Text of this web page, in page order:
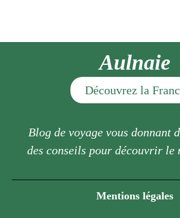
Aulnaie
Découvrez la
Blog de voyage vous donnant
des conseils pour découvrir le
Mentions légales